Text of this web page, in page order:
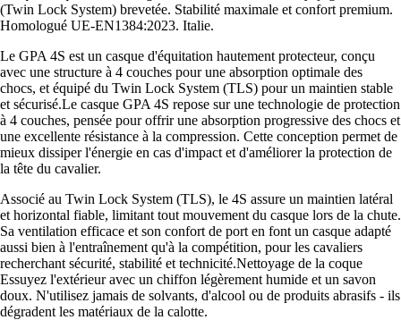
(Twin Lock System) brevetée. Stabilité maximale et confort premium.
Homologué UE-EN1384:2023. Italie.
Le GPA 4S est un casque d'équitation hautement protecteur, conçu
avec une structure à 4 couches pour une absorption optimale des
chocs, et équipé du Twin Lock System (TLS) pour un maintien stable
et sécurisé.Le casque GPA 4S repose sur une technologie de protection
à 4 couches, pensée pour offrir une absorption progressive des chocs et
une excellente résistance à la compression. Cette conception permet de
mieux dissiper l'énergie en cas d'impact et d'améliorer la protection de
la tête du cavalier.
Associé au Twin Lock System (TLS), le 4S assure un maintien latéral
et horizontal fiable, limitant tout mouvement du casque lors de la chute.
Sa ventilation efficace et son confort de port en font un casque adapté
aussi bien à l'entraînement qu'à la compétition, pour les cavaliers
recherchant sécurité, stabilité et technicité.Nettoyage de la coque
Essuyez l'extérieur avec un chiffon légèrement humide et un savon
doux. N'utilisez jamais de solvants, d'alcool ou de produits abrasifs - ils
dégradent les matériaux de la calotte.